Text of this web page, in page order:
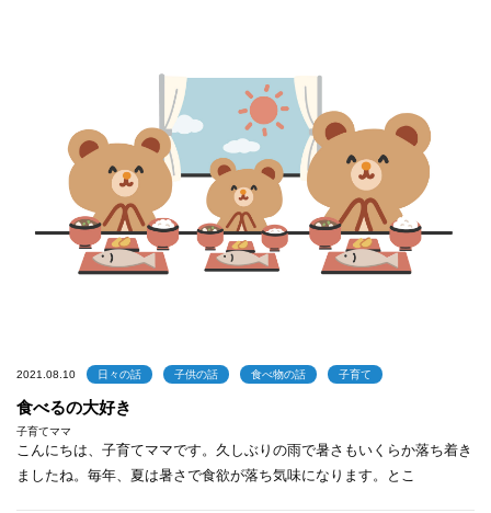
2021.08.10 日々の話 子供の話 食べ物の話 子育て
食べるの大好き
子育てママ
こんにちは、子育てママです。久しぶりの雨で暑さもいくらか落ち着き
ましたね。毎年、夏は暑さで食欲が落ち気味になります。とこ